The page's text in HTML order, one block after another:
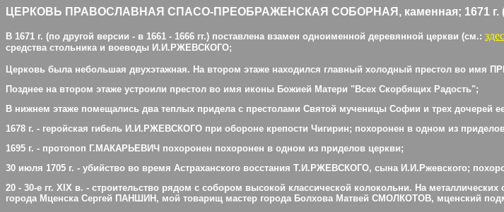
ЦЕРКОВЬ ПРАВОСЛАВНАЯ СПАСО-ПРЕОБРАЖЕНСКАЯ СОБОРНАЯ, каменная; 1671 г. (по
В 1671 г. (по другой версии - в 1661 - 1666 гг.) поставлена взамен одноименной деревянной церкви (см.:
средства стольника и воеводы И.И.РЖЕВСКОГО;
Церковь была небольшая двухэтажная. На втором этаже находился главный холодный престол во
Позднее на втором этаже устроили престол во имя иконы Божией Матери "Всех Скорбящих Радость";
В нижнем этаже помещались два теплых придела с престолами Святой мученицы Софии и трех дочерей
1678 г. - геройская гибель И.И.РЖЕВСКОГО при обороне крепости Чигирин; похоронен в одном из
1695 г. - протопоп Г.МАКАРЬЕВИЧ похоронен похоронен в одном из приделов церкви;
30 июля 1705 г. - убийство во время Астраханского восстания Т.И.РЖЕВСКОГО, сына И.И.Ржевского;
20 - 30-е гг. XIX в. - строительство рядом с собором высокой классической колокольни. На
города Мценска Сергей ПАНШИН, мой товарищ мастер города Болхова Матвей СМОЛКОТОВ, мценский